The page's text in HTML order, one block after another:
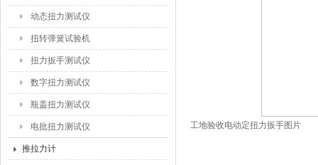
动态扭力测试仪
扭转弹簧试验机
扭力扳手测试仪
数字扭力测试仪
瓶盖扭力测试仪
电批扭力测试仪
推拉力计
工地验收电动定扭力扳手图片